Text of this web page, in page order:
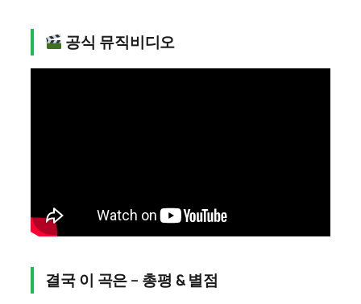
공식 뮤직비디오
결국 이 곡은 – 총평 & 별점